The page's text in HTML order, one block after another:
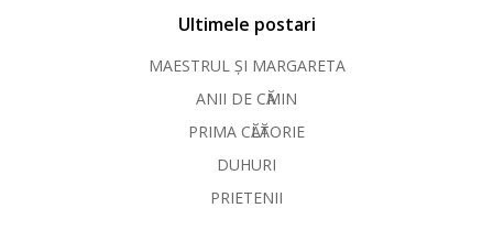
Ultimele postari
MAESTRUL ȘI MARGARETA
ANII DE CӐMIN
PRIMA CӐLӐTORIE
DUHURI
PRIETENII